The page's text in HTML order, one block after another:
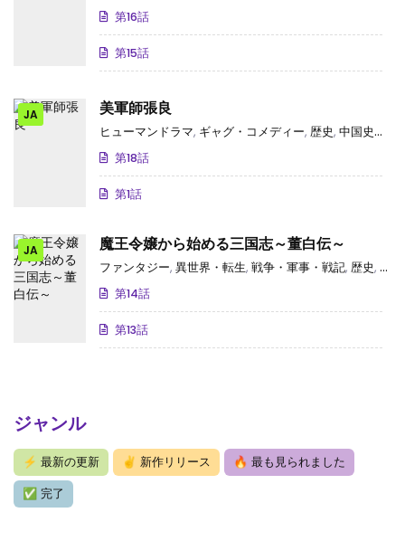
第16話
第15話
JA 美軍師張良
ヒューマンドラマ, ギャグ・コメディー, 歴史, 中国史・三国志
第18話
第1話
JA 魔王令嬢から始める三国志～董白伝～
ファンタジー, 異世界・転生, 戦争・軍事・戦記, 歴史, 中
第14話
第13話
ジャンル
⚡ 最新の更新 ✌ 新作リリース 🔥 最も見られました
✅ 完了